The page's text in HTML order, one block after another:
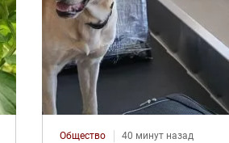
Общество 40 минут назад